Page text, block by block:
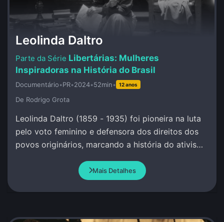
Leolinda Daltro
Libertárias: Mulheres
Inspiradoras na História do Brasil
Documentário•PR•2024•52min• 12 anos
De Rodrigo Grota
Leolinda Daltro (1859 - 1935) foi pioneira na luta
pelo voto feminino e defensora dos direitos dos
povos originários, marcando a história do ativismo
Mais Detalhes